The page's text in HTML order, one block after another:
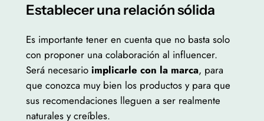
Establecer una relación sólida
Es importante tener en cuenta que no basta solo
con proponer una colaboración al influencer.
Será necesario implicarle con la marca, para
que conozca muy bien los productos y para que
sus recomendaciones lleguen a ser realmente
naturales y creíbles.